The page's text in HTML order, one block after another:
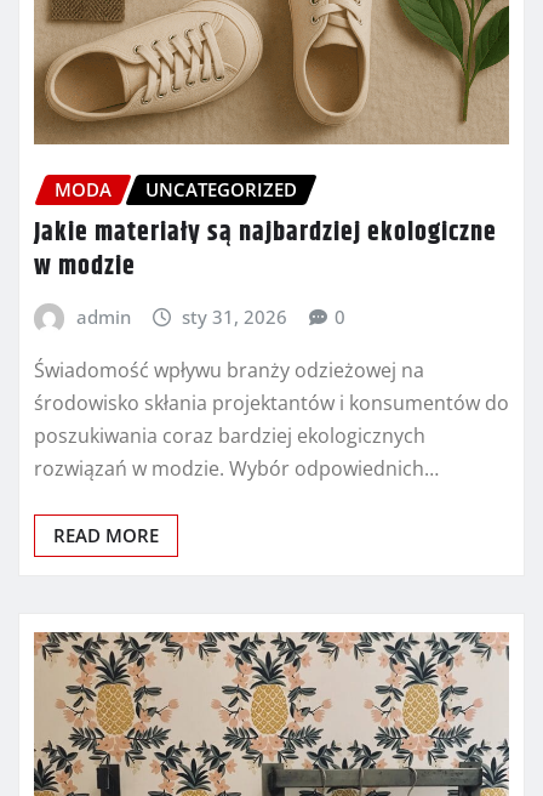
MODA UNCATEGORIZED
Jakie materiały są najbardziej ekologiczne
w modzie
admin sty 31, 2026 0
Świadomość wpływu branży odzieżowej na
środowisko skłania projektantów i konsumentów do
poszukiwania coraz bardziej ekologicznych
rozwiązań w modzie. Wybór odpowiednich…
READ MORE